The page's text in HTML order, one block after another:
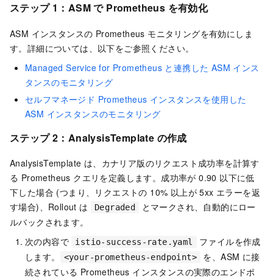
ステップ 1：ASM で Prometheus を有効化
ASM インスタンスの Prometheus モニタリングを有効にしま
す。詳細については、以下をご参照ください。
Managed Service for Prometheus と連携した ASM インス
タンスのモニタリング
セルフマネージド Prometheus インスタンスを使用した
ASM インスタンスのモニタリング
ステップ 2：AnalysisTemplate の作成
AnalysisTemplate は、カナリア版のリクエスト成功率を計算す
る Prometheus クエリを定義します。成功率が 0.90 以下に低
下した場合 (つまり、リクエストの 10% 以上が 5xx エラーを返
す場合)、Rollout は
Degraded
とマークされ、自動的にロー
ルバックされます。
次の内容で
istio-success-rate.yaml
ファイルを作成
します。
<your-prometheus-endpoint>
を、ASM に接
続されている Prometheus インスタンスの実際のエンドポ